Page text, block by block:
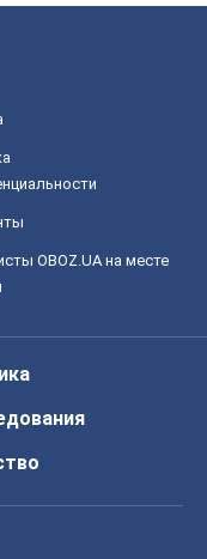
OBOZ.UA на месте